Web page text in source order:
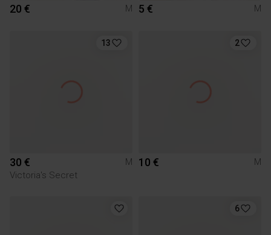
20 € M 5 € M
13
30 €
M
Victoria's Secret
2
10 € M
6